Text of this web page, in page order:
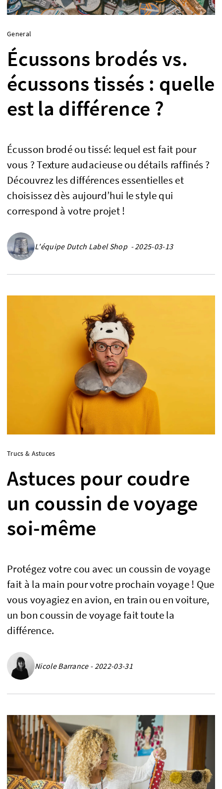
General
Écussons brodés vs.
écussons tissés : quelle
est la différence ?
Écusson brodé ou tissé: lequel est fait pour
vous ? Texture audacieuse ou détails raffinés ?
Découvrez les différences essentielles et
choisissez dès aujourd’hui le style qui
correspond à votre projet !
L'équipe Dutch Label Shop - 2025-03-13
Trucs & Astuces
Astuces pour coudre
un coussin de voyage
soi-même
Protégez votre cou avec un coussin de voyage
fait à la main pour votre prochain voyage ! Que
vous voyagiez en avion, en train ou en voiture,
un bon coussin de voyage fait toute la
différence.
Nicole Barrance - 2022-03-31